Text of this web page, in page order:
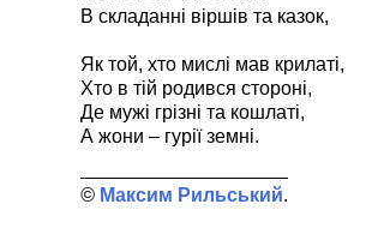
В складанні віршів та казок,
Як той, хто мислі мав крилаті,
Хто в тій родився стороні,
Де мужі грізні та кошлаті,
А жони – гурії земні.
Максим Рильський